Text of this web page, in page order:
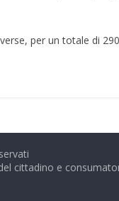
per un totale di
cittadino e